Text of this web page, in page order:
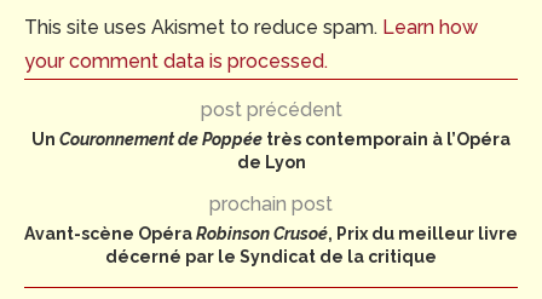
This site uses Akismet to reduce spam. Learn how
your comment data is processed.
post précédent
Un Couronnement de Poppée très contemporain à l’Opéra
de Lyon
prochain post
Avant-scène OpéraRobinson Crusoé, Prix du meilleur livre
décerné par le Syndicat de la critique